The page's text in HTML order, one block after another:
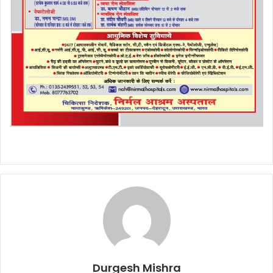
Durgesh Mishra